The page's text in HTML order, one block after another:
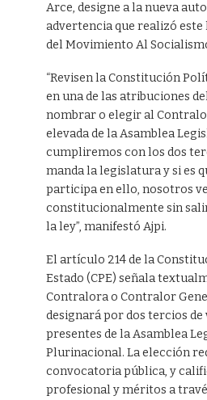
Arce, designe a la nueva
advertencia que realizó este
del Movimiento Al
“Revisen la Constitución
en una de las atribuciones
nombrar o elegir al
elevada de la Asamblea
cumpliremos con los dos
manda la legislatura y si es
participa en ello, nosotros
constitucionalmente sin
la ley”, manifestó Ajpi.
El artículo 214 de la
Estado (CPE) señala
Contralora o Contralor
designará por dos tercios de
presentes de la Asamblea
Plurinacional. La elección
convocatoria pública, y
profesional y méritos a